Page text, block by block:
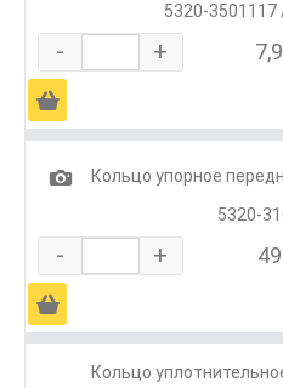
5320-
- +
Ä
1
Кольцо упорное
5320-
- +
Ä
Кольцо